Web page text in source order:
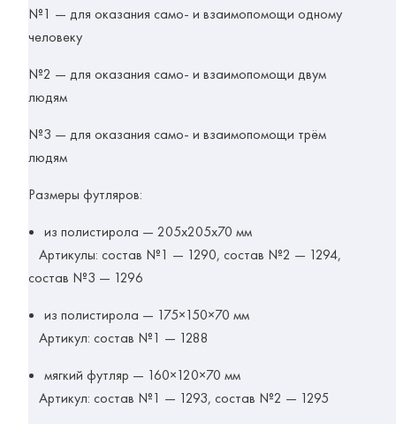
№1 — для оказания само- и взаимопомощи одному
человеку
№2 — для оказания само- и взаимопомощи двум
людям
№3 — для оказания само- и взаимопомощи трём
людям
Размеры футляров:
из полистирола — 205х205х70 мм
Артикулы: состав №1 — 1290, состав №2 — 1294,
состав №3 — 1296
из полистирола — 175×150×70 мм
Артикул: состав №1 — 1288
мягкий футляр — 160×120×70 мм
Артикул: состав №1 — 1293, состав №2 — 1295